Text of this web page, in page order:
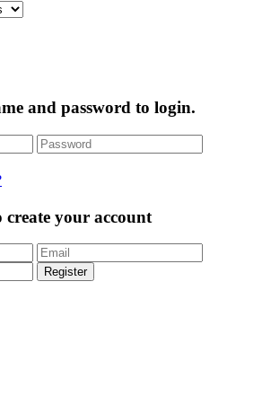
and password to login.
your account